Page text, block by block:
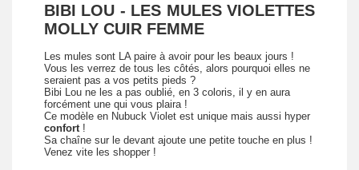
BIBI LOU - LES MULES VIOLETTES
MOLLY CUIR FEMME
Les mules sont LA paire à avoir pour les beaux jours !
Vous les verrez de tous les côtés, alors pourquoi elles ne
seraient pas a vos petits pieds ?
Bibi Lou ne les a pas oublié, en 3 coloris, il y en aura
forcément une qui vous plaira !
Ce modèle en Nubuck Violet est unique mais aussi hyper
confort !
Sa chaîne sur le devant ajoute une petite touche en plus !
Venez vite les shopper !